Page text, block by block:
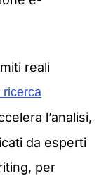
reali
ricerca
l’analisi,
da esperti
per